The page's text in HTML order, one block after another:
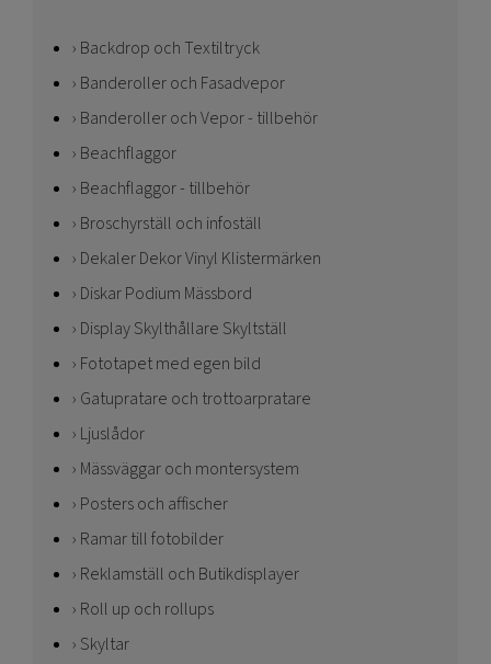
Backdrop och Textiltryck
Banderoller och Fasadvepor
Banderoller och Vepor - tillbehör
Beachflaggor
Beachflaggor - tillbehör
Broschyrställ och infoställ
Dekaler Dekor Vinyl Klistermärken
Diskar Podium Mässbord
Display Skylthållare Skyltställ
Fototapet med egen bild
Gatupratare och trottoarpratare
Ljuslådor
Mässväggar och montersystem
Posters och affischer
Ramar till fotobilder
Reklamställ och Butikdisplayer
Roll up och rollups
Skyltar